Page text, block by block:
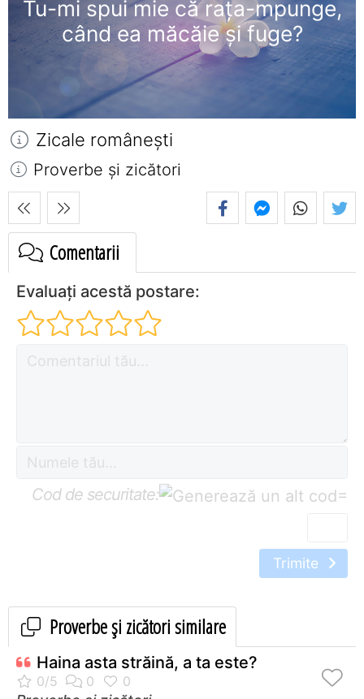
Tu-mi spui mie că raţa-mpunge,
când ea măcăie şi fuge?
Zicale româneşti
Proverbe și zicători
Comentarii
Evaluați acestă postare:
Cod de securitate: =
Trimite
Proverbe și zicători similare
Haina asta străină, a ta este?